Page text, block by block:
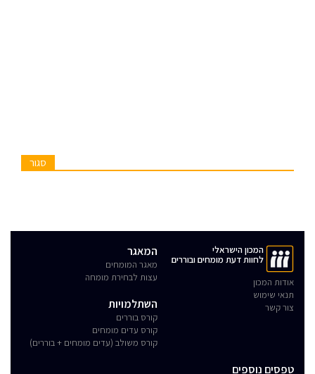
סגור
המכון הישראלי
לחוות דעת מומחים ובוררים
אודות המכון
תנאי שימוש
צור קשר
המאגר
מאגר המומחים
עצות לבחירת מומחה
השתלמויות
קורס בוררים
קורס עדים מומחים
קורס משולב (עדים מומחים + בוררים)
טפסים נוספים